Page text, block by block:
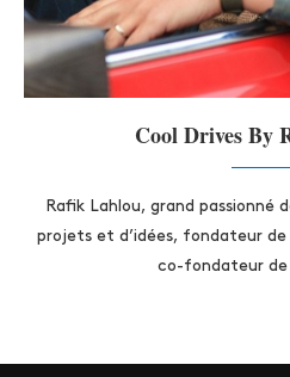
Cool Drives By
Rafik Lahlou, grand passionné
projets et d’idées, fondateur de
co-fondateur de